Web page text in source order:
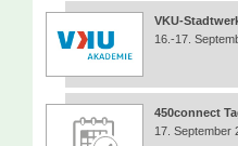
VKU-
16.-17.
450connect
17. September